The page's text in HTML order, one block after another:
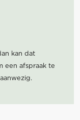
kan dat
een afspraak te